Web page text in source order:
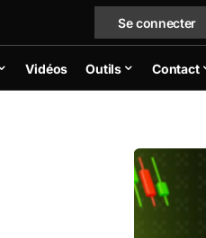
Se connecter
Vidéos Outils Contact